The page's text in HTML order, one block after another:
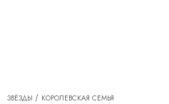
ЗВЁЗДЫ
КОРОЛЕВСКАЯ СЕМЬЯ